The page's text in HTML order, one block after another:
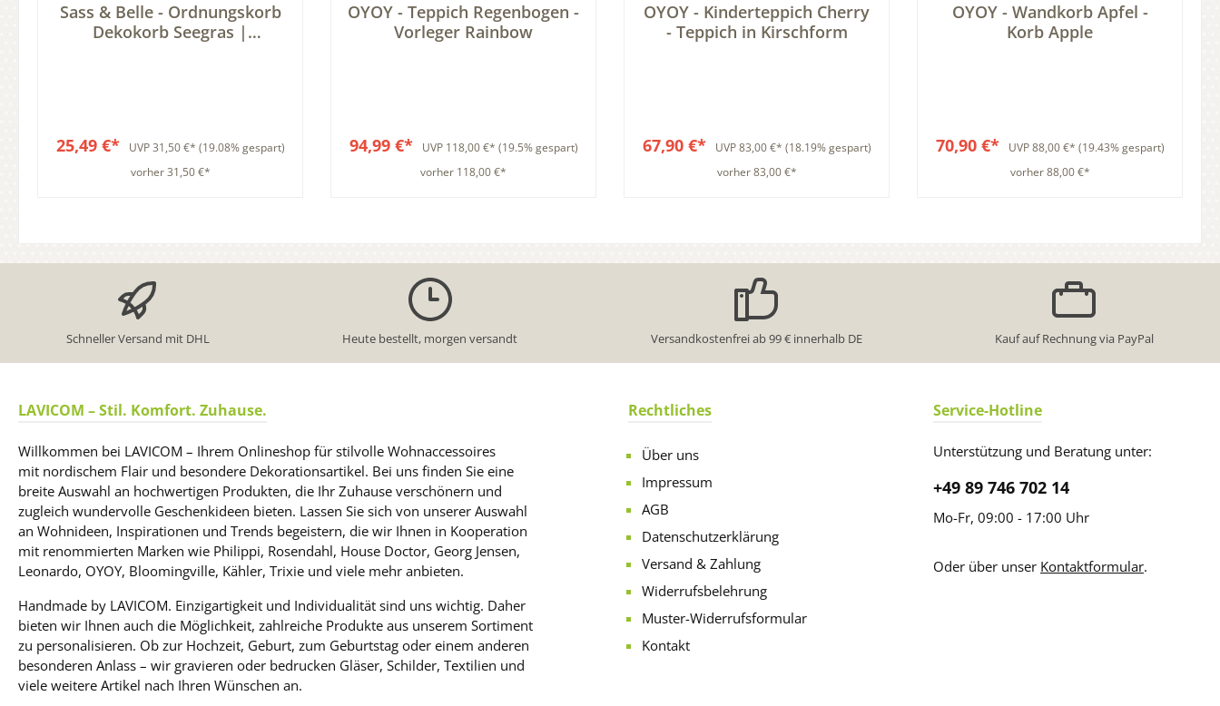
Sass & Belle - Ordnungskorb
Dekokorb Seegras |
25,49 €* UVP31,50 €* (19.08% gespart)
vorher 31,50 €*
OYOY - Teppich Regenbogen -
Vorleger Rainbow
94,99 €* UVP 118,00 €* (19.5% gespart)
vorher 118,00 €*
OYOY - Kinderteppich Cherry
- Teppich in Kirschform
67,90 €* UVP83,00 €* (18.19% gespart)
vorher 83,00 €*
OYOY - Wandkorb Apfel -
Korb Apple
70,90 €* UVP88,00 €* (19.43% gespart)
vorher 88,00 €*
Schneller Versand mit DHL Heute bestellt, morgen versandt Versandkostenfrei ab 99 € innerhalb DE Kauf auf Rechnung via PayPal
LAVICOM – Stil. Komfort. Zuhause.
Willkommen bei LAVICOM – Ihrem Onlineshop für stilvolle Wohnaccessoires
mit nordischem Flair und besondere Dekorationsartikel. Bei uns finden Sie eine
breite Auswahl an hochwertigen Produkten, die Ihr Zuhause verschönern und
zugleich wundervolle Geschenkideen bieten. Lassen Sie sich von unserer Auswahl
an Wohnideen, Inspirationen und Trends begeistern, die wir Ihnen in Kooperation
mit renommierten Marken wie Philippi, Rosendahl, House Doctor, Georg Jensen,
Leonardo, OYOY, Bloomingville, Kähler, Trixie und viele mehr anbieten.
Handmade by LAVICOM. Einzigartigkeit und Individualität sind uns wichtig. Daher
bieten wir Ihnen auch die Möglichkeit, zahlreiche Produkte aus unserem Sortiment
zu personalisieren. Ob zur Hochzeit, Geburt, zum Geburtstag oder einem anderen
besonderen Anlass – wir gravieren oder bedrucken Gläser, Schilder, Textilien und
viele weitere Artikel nach Ihren Wünschen an.
Rechtliches
Über uns
Impressum
AGB
Datenschutzerklärung
Versand & Zahlung
Widerrufsbelehrung
Muster-Widerrufsformular
Kontakt
Service-Hotline
Unterstützung und Beratung unter:
+49 89 746 702 14
Mo-Fr, 09:00 - 17:00 Uhr
Oder über unser Kontaktformular.